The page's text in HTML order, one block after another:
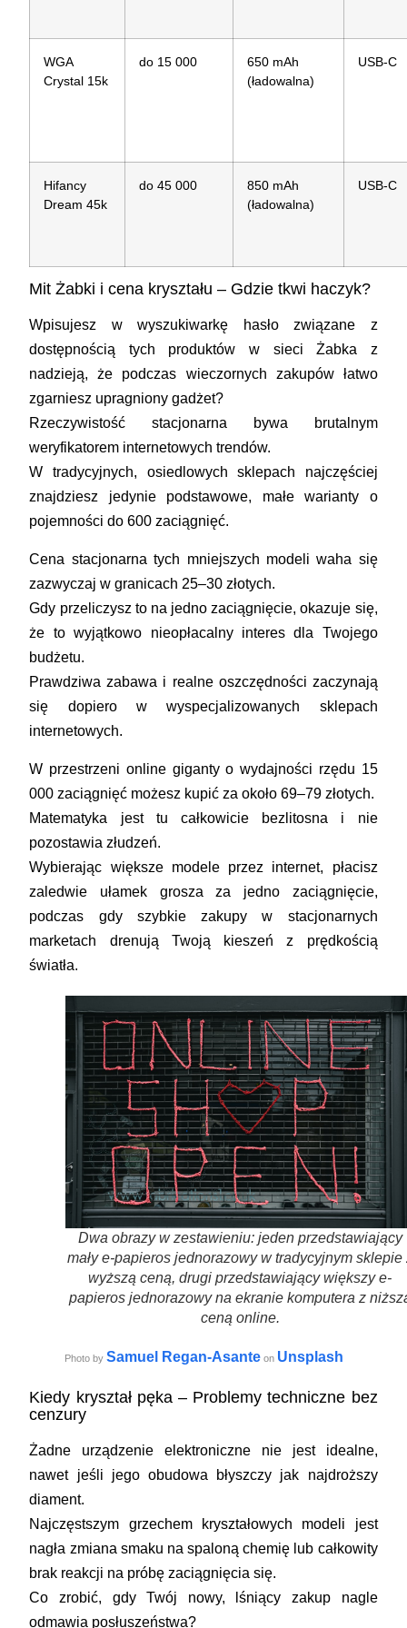
WGA
Crystal 15k
do 15 000
650 mAh
(ładowalna)
USB-C
Hifancy
Dream 45k
do 45 000
850 mAh
(ładowalna)
USB-C
Mit Żabki i cena kryształu – Gdzie tkwi haczyk?
Wpisujesz w wyszukiwarkę hasło związane z
dostępnością tych produktów w sieci Żabka z
nadzieją, że podczas wieczornych zakupów łatwo
zgarniesz upragniony gadżet?
Rzeczywistość stacjonarna bywa brutalnym
weryfikatorem internetowych trendów.
W tradycyjnych, osiedlowych sklepach najczęściej
znajdziesz jedynie podstawowe, małe warianty o
pojemności do 600 zaciągnięć.
Cena stacjonarna tych mniejszych modeli waha się
zazwyczaj w granicach 25–30 złotych.
Gdy przeliczysz to na jedno zaciągnięcie, okazuje się,
że to wyjątkowo nieopłacalny interes dla Twojego
budżetu.
Prawdziwa zabawa i realne oszczędności zaczynają
się dopiero w wyspecjalizowanych sklepach
internetowych.
W przestrzeni online giganty o wydajności rzędu 15
000 zaciągnięć możesz kupić za około 69–79 złotych.
Matematyka jest tu całkowicie bezlitosna i nie
pozostawia złudzeń.
Wybierając większe modele przez internet, płacisz
zaledwie ułamek grosza za jedno zaciągnięcie,
podczas gdy szybkie zakupy w stacjonarnych
marketach drenują Twoją kieszeń z prędkością
światła.
Dwa obrazy w zestawieniu: jeden przedstawiający
mały e-papieros jednorazowy w tradycyjnym sklepie
wyższą ceną, drugi przedstawiający większy e-
papieros jednorazowy na ekranie komputera z
ceną online.
Photo by Samuel Regan-Asanteon Unsplash
Kiedy kryształ pęka – Problemy techniczne bez
cenzury
Żadne urządzenie elektroniczne nie jest idealne,
nawet jeśli jego obudowa błyszczy jak najdroższy
diament.
Najczęstszym grzechem kryształowych modeli jest
nagła zmiana smaku na spaloną chemię lub całkowity
brak reakcji na próbę zaciągnięcia się.
Co zrobić, gdy Twój nowy, lśniący zakup nagle
odmawia posłuszeństwa?